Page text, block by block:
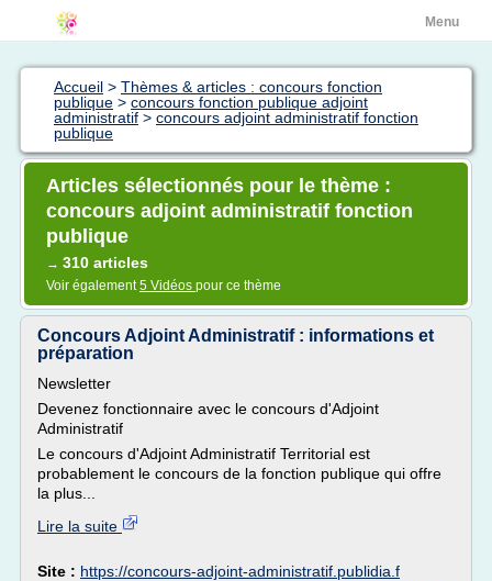
Menu
Accueil > Thèmes & articles : concours fonction
publique > concours fonction publique adjoint
administratif > concours adjoint administratif fonction
publique
Articles sélectionnés pour le thème :
concours adjoint administratif fonction
publique
→ 310 articles
Voir également5 Vidéos pour ce thème
Concours Adjoint Administratif : informations et
préparation
Newsletter
Devenez fonctionnaire avec le concours d'Adjoint
Administratif
Le concours d'Adjoint Administratif Territorial est
probablement le concours de la fonction publique qui offre
la plus...
Lire la suite
Site : https://concours-adjoint-administratif.publidia.f